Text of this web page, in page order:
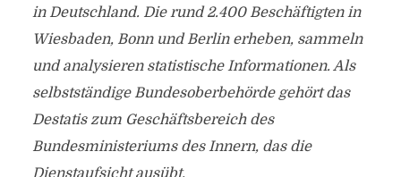
in Deutschland. Die rund 2.400 Beschäftigten in
Wiesbaden, Bonn und Berlin erheben, sammeln
und analysieren statistische Informationen. Als
selbstständige Bundesoberbehörde gehört das
Destatis zum Geschäftsbereich des
Bundesministeriums des Innern, das die
Dienstaufsicht ausübt.